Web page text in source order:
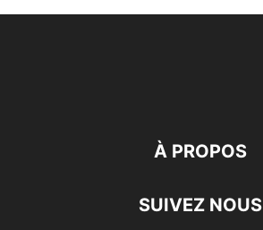
À PROPOS
SUIVEZ NOUS